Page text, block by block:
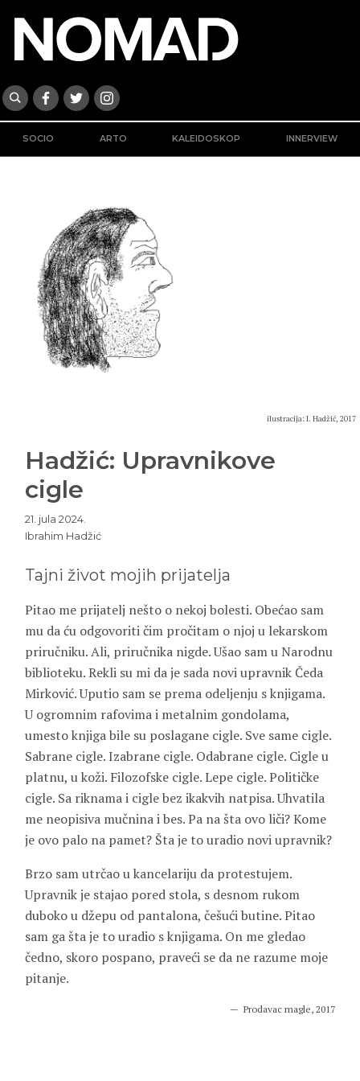
SOCIO ARTO KALEIDOSKOP INNERVIEW
ilustracija: I. Hadžić, 2017
Hadžić: Upravnikove
cigle
21. jula 2024.
Ibrahim Hadžić
Tajni život mojih prijatelja
Pitao me prijatelj nešto o nekoj bolesti. Obećao sam
mu da ću odgovoriti čim pročitam o njoj u lekarskom
priručniku. Ali, priručnika nigde. Ušao sam u Narodnu
biblioteku. Rekli su mi da je sada novi upravnik Čeda
Mirković. Uputio sam se prema odeljenju s knjigama.
U ogromnim rafovima i metalnim gondolama,
umesto knjiga bile su poslagane cigle. Sve same cigle.
Sabrane cigle. Izabrane cigle. Odabrane cigle. Cigle u
platnu, u koži. Filozofske cigle. Lepe cigle. Političke
cigle. Sa riknama i cigle bez ikakvih natpisa. Uhvatila
me neopisiva mučnina i bes. Pa na šta ovo liči? Kome
je ovo palo na pamet? Šta je to uradio novi upravnik?
Brzo sam utrčao u kancelariju da protestujem.
Upravnik je stajao pored stola, s desnom rukom
duboko u džepu od pantalona, češući butine. Pitao
sam ga šta je to uradio s knjigama. On me gledao
čedno, skoro pospano, praveći se da ne razume moje
pitanje.
Prodavac magle, 2017